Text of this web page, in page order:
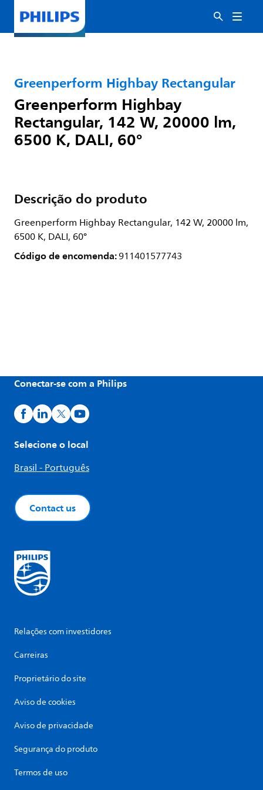
Greenperform Highbay Rectangular
Greenperform Highbay
Rectangular, 142 W, 20000 lm,
6500 K, DALI, 60°
Descrição do produto
Greenperform Highbay Rectangular, 142 W, 20000 lm,
6500 K, DALI, 60°
Código de encomenda:911401577743
Conectar-se com a Philips
Selecione o local
Brasil - Português
Contact us
Relações com investidores
Carreiras
Proprietário do site
Aviso de cookies
Aviso de privacidade
Segurança do produto
Termos de uso